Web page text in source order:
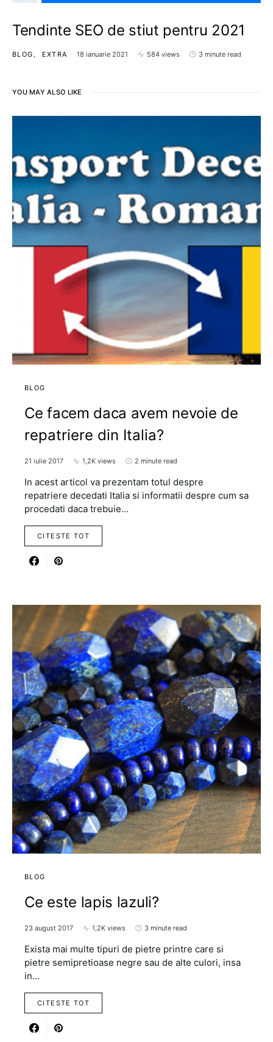
Tendinte SEO de stiut pentru 2021
BLOG EXTRA 18 ianuarie 2021 584 views 3 minute read
YOU MAY ALSO LIKE
BLOG
Ce facem daca avem nevoie de
repatriere din Italia?
21 iulie 2017 1,2K views 2 minute read
In acest articol va prezentam totul despre
repatriere decedati Italia si informatii despre cum sa
procedati daca trebuie…
CITESTE TOT
BLOG
Ce este lapis lazuli?
23 august 2017 1,2K views 3 minute read
Exista mai multe tipuri de pietre printre care si
pietre semipretioase negre sau de alte culori, insa
in…
CITESTE TOT